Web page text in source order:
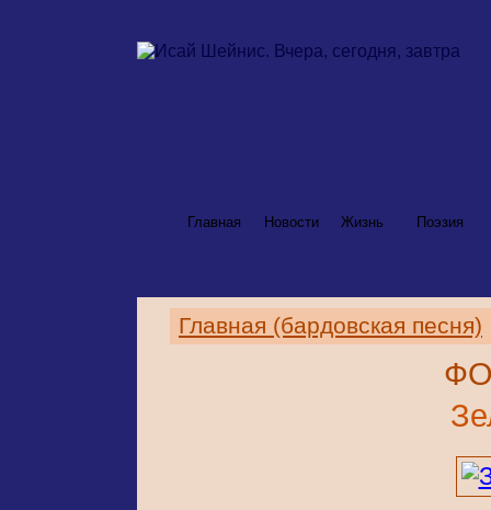
Главная Новости Жизнь Поэзия
Главная (бардовская песня)